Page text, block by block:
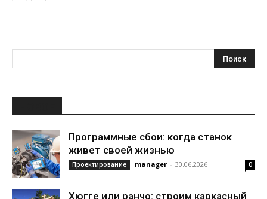
Программные сбои: когда станок
живет своей жизнью
Проектирование manager - 30.06.2026 0
Хюгге или ранчо: строим каркасный